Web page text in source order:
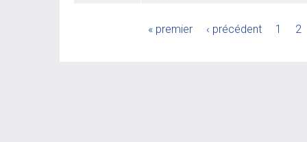
« premier ‹ précédent 1 2